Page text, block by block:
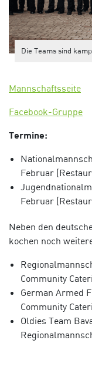
Die Teams sind
Mannschaftsseite
Facebook-Gruppe
Termine:
Februar
Februar
Neben den
kochen noch
Community
German Armed
Community
Oldies Team